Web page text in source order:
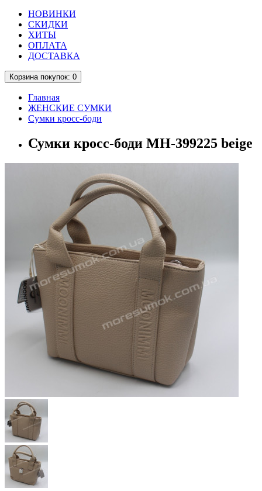
НОВИНКИ
СКИДКИ
ХИТЫ
ОПЛАТА
ДОСТАВКА
Корзинапокупок: 0
Главная
ЖЕНСКИЕ СУМКИ
Сумки кросс-боди
Сумки кросс-боди MH-399225 beige